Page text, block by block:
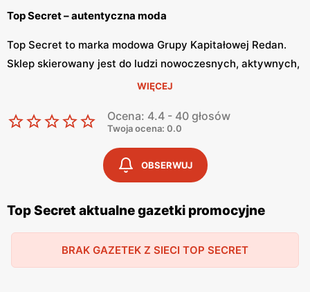
Top Secret – autentyczna moda
Top Secret to marka modowa Grupy Kapitałowej Redan.
Sklep skierowany jest do ludzi nowoczesnych, aktywnych,
którzy realizują się zawodowo i rodzinnie. Marka ma na
klientów.
Top Secret ma w swojej ofercie zarówno odzież damską i
w modzie, a zarazem nowoczesne i odważne. Projektanci
tworząc produkty czerpią inspirację z najnowszych
trendów, jednakże dostosowują je do rozmaitych potrzeb
swoich klientów. Top Secret ma podzieloną kolekcje na
WIĘCEJ
Ocena: 4.4 - 40 głosów
Twoja ocena: 0.0
OBSERWUJ
Top Secret aktualne gazetki promocyjne
BRAK GAZETEK Z SIECI TOP SECRET